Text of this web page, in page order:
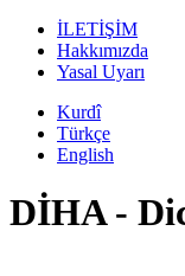
İLETİŞİM
Hakkımızda
Yasal Uyarı
Kurdî
Türkçe
English
DİHA -